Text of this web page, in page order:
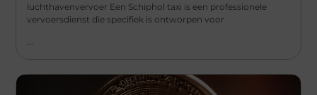
luchthavenvervoer Een Schiphol taxi is een professionele
vervoersdienst die specifiek is ontworpen voor